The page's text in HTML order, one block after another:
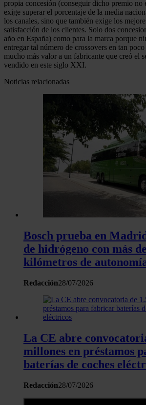
propia concesión (conseguir dicho premio no
exige superar el porcentaje de la media
los canales, sino que también exige los
satisfacción de los clientes. Solo dos
año en España) como para la marca porque
entregar tal número de crossovers en tan
mucho más valor a un fabricante que creó el
vendido en este siglo XXI.
Noticias relacionadas
Bosch prueba en
de hidrógeno con más
kilómetros de
Redacción28/07/2026
La CE abre
millones en préstamos
baterías de coches
Redacción28/07/2026